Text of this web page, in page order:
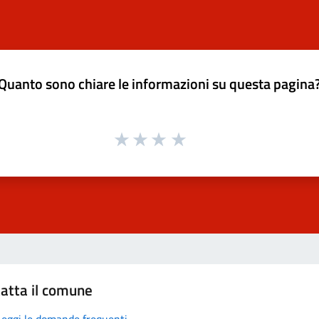
sono chiare le informazioni su questa
il comune